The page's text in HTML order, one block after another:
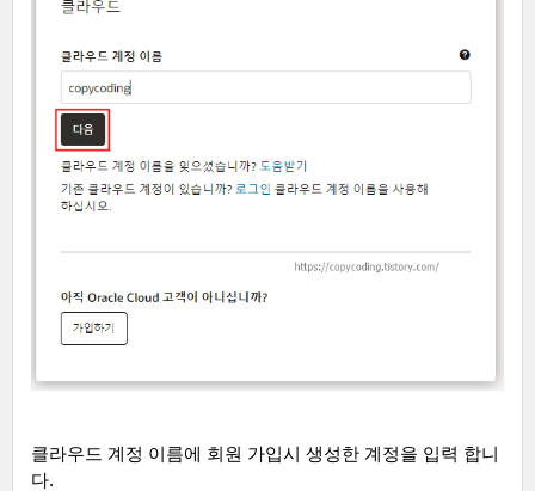
클라우드 계정 이름에 회원 가입시 생성한 계정을 입력 합니
다.